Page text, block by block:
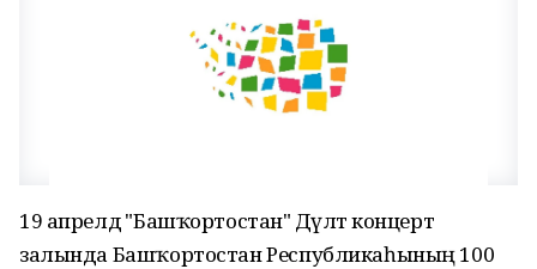
19 апрелдә "Башҡортостан" Дәүләт концерт
залында Башҡортостан Республикаһының 100